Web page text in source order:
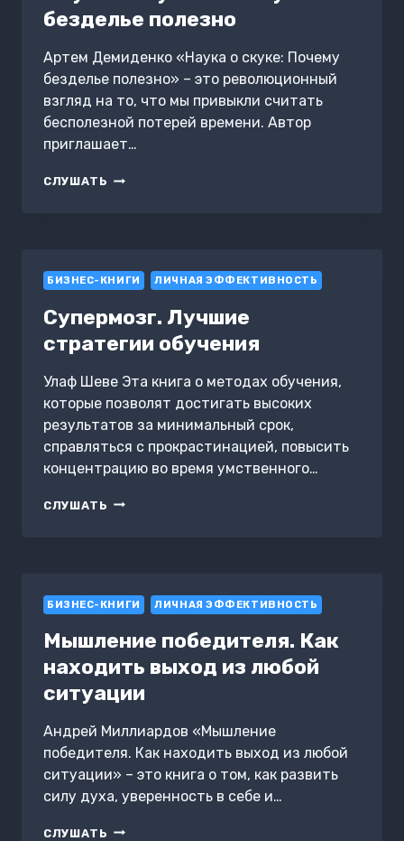
безделье полезно
Артем Демиденко «Наука о скуке: Почему
безделье полезно» – это революционный
взгляд на то, что мы привыкли считать
бесполезной потерей времени. Автор
приглашает…
СЛУШАТЬ НАУКА
БИЗНЕС-КНИГИ ЛИЧНАЯ ЭФФЕКТИВНОСТЬ
Супермозг. Лучшие
стратегии обучения
Улаф Шеве Эта книга о методах обучения,
которые позволят достигать высоких
результатов за минимальный срок,
справляться с прокрастинацией, повысить
концентрацию во время умственного…
СЛУШАТЬ СУПЕРМОЗГ.
БИЗНЕС-КНИГИ ЛИЧНАЯ ЭФФЕКТИВНОСТЬ
Мышление победителя. Как
находить выход из любой
ситуации
Андрей Миллиардов «Мышление
победителя. Как находить выход из любой
ситуации» – это книга о том, как развить
силу духа, уверенность в себе и…
СЛУШАТЬ МЫШЛЕНИЕ